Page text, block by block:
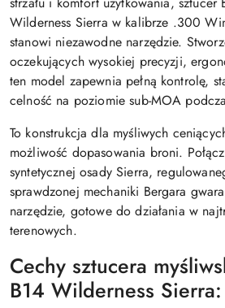
Wilderness Sierra w kalibrze .300
stanowi niezawodne narzędzie.
oczekujących wysokiej precyzji,
ten model zapewnia pełną kontrolę,
celność na poziomie sub-MOA
To konstrukcja dla myśliwych
możliwość dopasowania broni.
syntetycznej osady Sierra,
sprawdzonej mechaniki Bergara
narzędzie, gotowe do działania w
terenowych.
Cechy sztucera
B14 Wilderness Sierra: